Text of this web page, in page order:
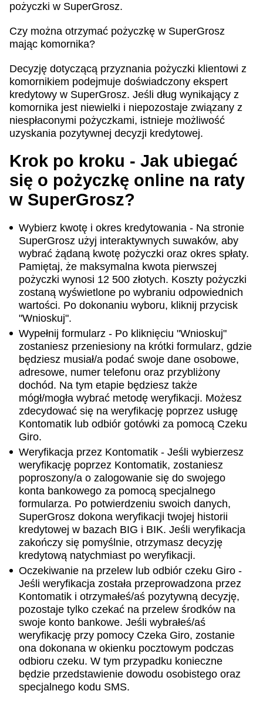
pożyczki w SuperGrosz.
Czy można otrzymać pożyczkę w SuperGrosz
mając komornika?
Decyzję dotyczącą przyznania pożyczki klientowi z
komornikiem podejmuje doświadczony ekspert
kredytowy w SuperGrosz. Jeśli dług wynikający z
komornika jest niewielki i niepozostaje związany z
niespłaconymi pożyczkami, istnieje możliwość
uzyskania pozytywnej decyzji kredytowej.
Krok po kroku - Jak ubiegać
się o pożyczkę online na raty
w SuperGrosz?
Wybierz kwotę i okres kredytowania - Na stronie
SuperGrosz użyj interaktywnych suwaków, aby
wybrać żądaną kwotę pożyczki oraz okres spłaty.
Pamiętaj, że maksymalna kwota pierwszej
pożyczki wynosi 12 500 złotych. Koszty pożyczki
zostaną wyświetlone po wybraniu odpowiednich
wartości. Po dokonaniu wyboru, kliknij przycisk
"Wnioskuj".
Wypełnij formularz - Po kliknięciu "Wnioskuj"
zostaniesz przeniesiony na krótki formularz, gdzie
będziesz musiał/a podać swoje dane osobowe,
adresowe, numer telefonu oraz przybliżony
dochód. Na tym etapie będziesz także
mógł/mogła wybrać metodę weryfikacji. Możesz
zdecydować się na weryfikację poprzez usługę
Kontomatik lub odbiór gotówki za pomocą Czeku
Giro.
Weryfikacja przez Kontomatik - Jeśli wybierzesz
weryfikację poprzez Kontomatik, zostaniesz
poproszony/a o zalogowanie się do swojego
konta bankowego za pomocą specjalnego
formularza. Po potwierdzeniu swoich danych,
SuperGrosz dokona weryfikacji twojej historii
kredytowej w bazach BIG i BIK. Jeśli weryfikacja
zakończy się pomyślnie, otrzymasz decyzję
kredytową natychmiast po weryfikacji.
Oczekiwanie na przelew lub odbiór czeku Giro -
Jeśli weryfikacja została przeprowadzona przez
Kontomatik i otrzymałeś/aś pozytywną decyzję,
pozostaje tylko czekać na przelew środków na
swoje konto bankowe. Jeśli wybrałeś/aś
weryfikację przy pomocy Czeka Giro, zostanie
ona dokonana w okienku pocztowym podczas
odbioru czeku. W tym przypadku konieczne
będzie przedstawienie dowodu osobistego oraz
specjalnego kodu SMS.